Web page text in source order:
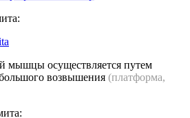
мышцы осуществляется путем
возвышения (платформа,